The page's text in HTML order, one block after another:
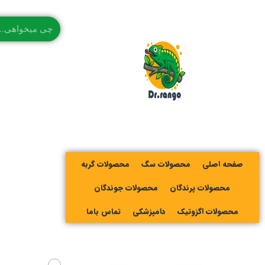
صفحه اصلی محصولات سگ
محصولات گربه
محصولات پرندگان
محصولات جوندگان
محصولات اگزوتیک
دامپزشکی تماس باما